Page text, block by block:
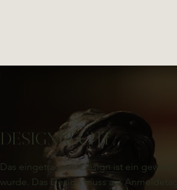
DESIGNRECHT
Das eingetragene Design ist ein
wurde. Das Design muss am